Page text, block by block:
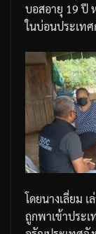
บอสอายุ 19ปี
ในบ่อนประเท
โดยนางเลี่ยม เ
ถูกพาเข้าประ